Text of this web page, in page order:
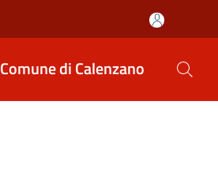
Comune di Calenzano